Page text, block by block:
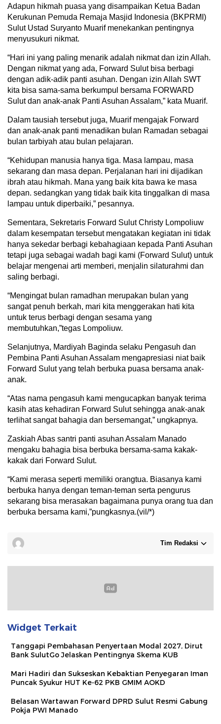
Adapun hikmah puasa yang disampaikan Ketua Badan
Kerukunan Pemuda Remaja Masjid Indonesia (BKPRMI)
Sulut Ustad Suryanto Muarif menekankan pentingnya
menyusukuri nikmat.
“Hari ini yang paling menarik adalah nikmat dan izin Allah.
Dengan nikmat yang ada, Forward Sulut bisa berbagi
dengan adik-adik panti asuhan. Dengan izin Allah SWT
kita bisa sama-sama berkumpul bersama FORWARD
Sulut dan anak-anak Panti Asuhan Assalam,” kata Muarif.
Dalam tausiah tersebut juga, Muarif mengajak Forward
dan anak-anak panti menadikan bulan Ramadan sebagai
bulan tarbiyah atau bulan pelajaran.
“Kehidupan manusia hanya tiga. Masa lampau, masa
sekarang dan masa depan. Perjalanan hari ini dijadikan
ibrah atau hikmah. Mana yang baik kita bawa ke masa
depan. sedangkan yang tidak baik kita tinggalkan di masa
lampau untuk diperbaiki,” pesannya.
Sementara, Sekretaris Forward Sulut Christy Lompoliuw
dalam kesempatan tersebut mengatakan kegiatan ini tidak
hanya sekedar berbagi kebahagiaan kepada Panti Asuhan
tetapi juga sebagai wadah bagi kami (Forward Sulut) untuk
belajar mengenai arti memberi, menjalin silaturahmi dan
saling berbagi.
“Mengingat bulan ramadhan merupakan bulan yang
sangat penuh berkah, mari kita menggerakan hati kita
untuk terus berbagi dengan sesama yang
membutuhkan,”tegas Lompoliuw.
Selanjutnya, Mardiyah Baginda selaku Pengasuh dan
Pembina Panti Asuhan Assalam mengapresiasi niat baik
Forward Sulut yang telah berbuka puasa bersama anak-
anak.
“Atas nama pengasuh kami mengucapkan banyak terima
kasih atas kehadiran Forward Sulut sehingga anak-anak
terlihat sangat bahagia dan bersemangat,” ungkapnya.
Zaskiah Abas santri panti asuhan Assalam Manado
mengaku bahagia bisa berbuka bersama-sama kakak-
kakak dari Forward Sulut.
“Kami merasa seperti memiliki orangtua. Biasanya kami
berbuka hanya dengan teman-teman serta pengurus
sekarang bisa merasakan bagaimana punya orang tua dan
berbuka bersama kami,”pungkasnya.(vil/*)
Tim Redaksi
Widget Terkait
Tanggapi Pembahasan Penyertaan Modal 2027, Dirut
Bank SulutGo Jelaskan Pentingnya Skema KUB
Mari Hadiri dan Sukseskan Kebaktian Penyegaran Iman
Puncak Syukur HUT Ke-62 PKB GMIM AOKD
Belasan Wartawan Forward DPRD Sulut Resmi Gabung
Pokja PWI Manado